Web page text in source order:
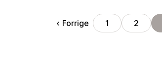
Forrige 1 2